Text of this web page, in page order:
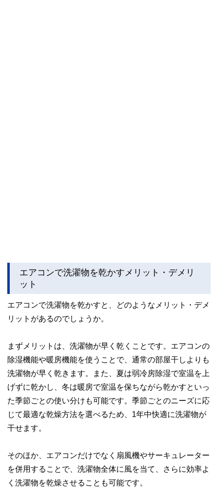
エアコンで洗濯物を乾かすメリット・デメリ
ット
エアコンで洗濯物を乾かすと、どのようなメリット・デメ
リットがあるのでしょうか。
まずメリットは、洗濯物が早く乾くことです。エアコンの
除湿機能や暖房機能を使うことで、通常の部屋干しよりも
洗濯物が早く乾きます。また、夏は弱冷房除湿で室温を上
げずに乾かし、冬は暖房で室温を保ちながら乾かすといっ
た季節ごとの使い分けも可能です。季節ごとのニーズに応
じて最適な乾燥方法を選べるため、1年中快適に洗濯物が
干せます。
そのほか、エアコンだけでなく扇風機やサーキュレーター
を併用することで、洗濯物全体に風を当て、さらに効率よ
く洗濯物を乾燥させることも可能です。